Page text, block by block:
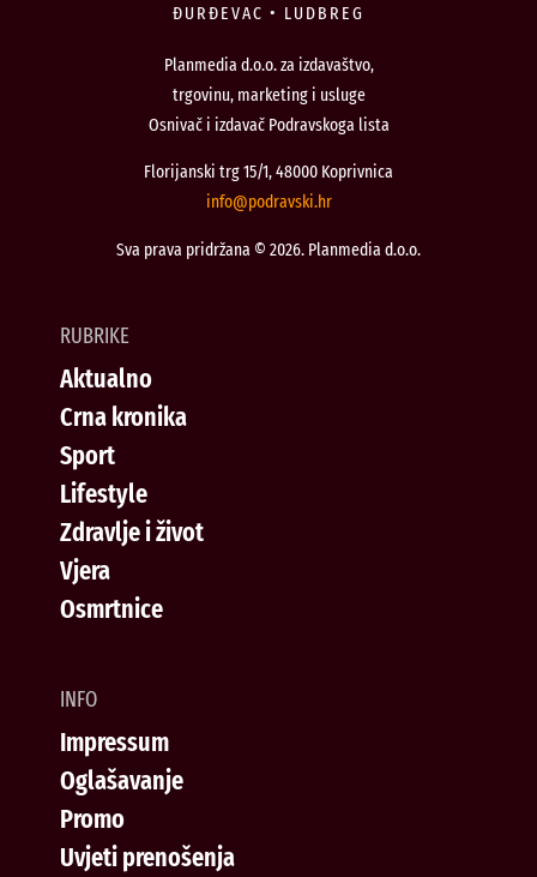
ĐURĐEVAC • LUDBREG
Planmedia d.o.o. za izdavaštvo,
trgovinu, marketing i usluge
Osnivač i izdavač Podravskoga lista
Florijanski trg 15/1, 48000 Koprivnica
rh.iksvardop
@ofni
Sva prava pridržana © 2026. Planmedia d.o.o.
RUBRIKE
Aktualno
Crna kronika
Sport
Lifestyle
Zdravlje i život
Vjera
Osmrtnice
INFO
Impressum
Oglašavanje
Promo
Uvjeti prenošenja